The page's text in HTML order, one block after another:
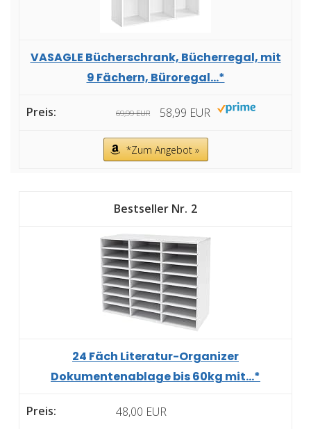
VASAGLE Bücherschrank, Bücherregal, mit
9 Fächern, Büroregal...*
69,99 EUR 58,99 EUR
*Zum Angebot »
2
24 Fäch Literatur-Organizer
Dokumentenablage bis 60kg mit...*
48,00 EUR